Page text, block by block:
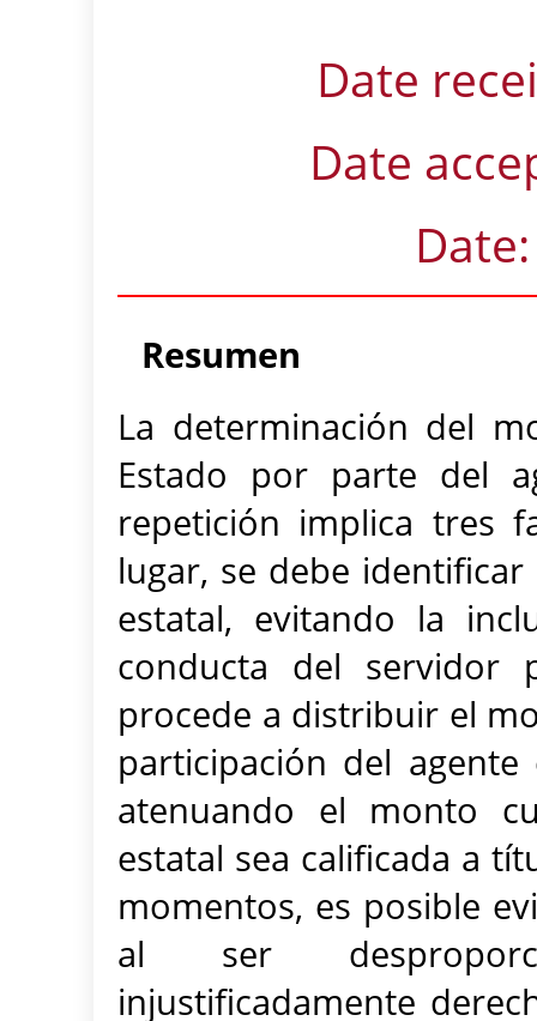
Date
Date
Resumen
La determinación del
Estado por parte del
repetición implica tres
lugar, se debe
estatal, evitando la
conducta del servidor
procede a distribuir el
participación del
atenuando el monto
estatal sea calificada a
momentos, es posible
al ser
injustificadamente